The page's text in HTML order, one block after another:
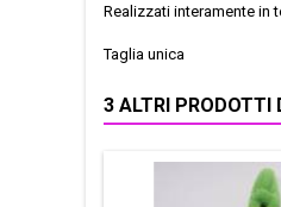
Realizzati interamente in
Taglia unica
3 ALTRI PRODOTTI